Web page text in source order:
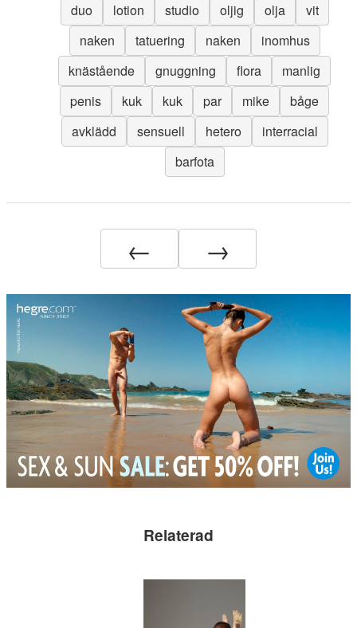
duo
lotion studio oljig olja
vit
naken
tatuering naken
inomhus
knästående
gnuggning flora
manlig
penis
kuk kuk par mike
båge
avklädd
sensuell hetero
interracial
barfota
← →
Relaterad